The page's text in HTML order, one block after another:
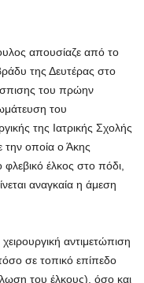
απουσίαζε από το
της Δευτέρας στο
του πρώην
του
της Ιατρικής Σχολής
οποία ο Άκης
φλεβικό έλκος στο πόδι,
αναγκαία η άμεση
αντιμετώπιση
σε τοπικό επίπεδο
του έλκους), όσο και